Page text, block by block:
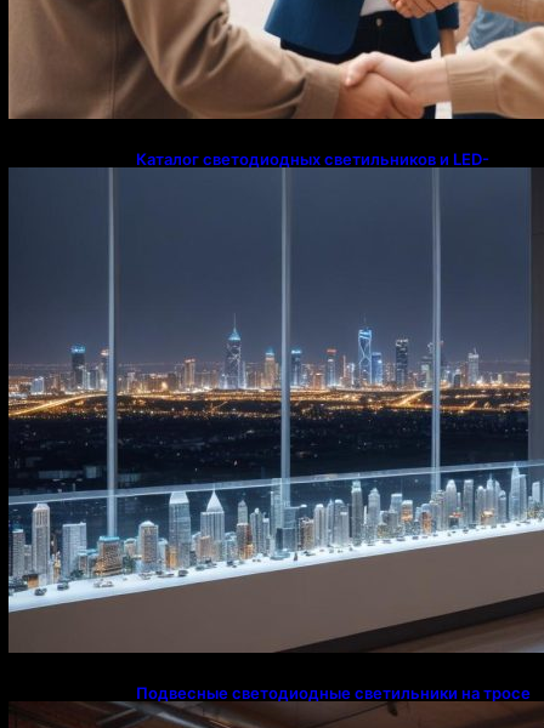
Каталог светодиодных светильников и LED-
Подвесные светодиодные светильники на тросе